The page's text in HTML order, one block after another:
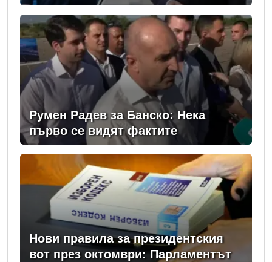
Румен Радев за Банско: Нека
първо се видят фактите
Нови правила за президентския
вот през октомври: Парламентът